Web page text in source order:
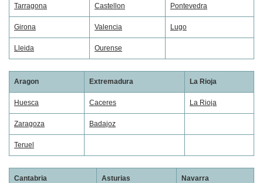
Tarragona Castellon Pontevedra
Girona Valencia Lugo
Lleida Ourense
Aragon Extremadura La Rioja
Huesca Caceres La Rioja
Zaragoza Badajoz
Teruel
Cantabria Asturias Navarra